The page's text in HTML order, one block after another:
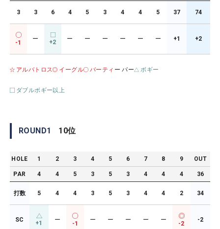
3 3 6 4 5 3 4 4 5 37 74
-1
ー +2 ー ー ー ー ー ー +1 +2
アルバトロス イーグル バーティ ー パー ボギー
ダブルボギー以上
ROUND1 10位
HOLE 1 2 3 4 5 6 7 8 9 OUT
PAR 4 4 5 3 5 3 4 4 4 36
打数 5 4 4 3 5 3 4 4 2 34
SC +1 ー
-1
ー ー ー ー ー
-2
-2